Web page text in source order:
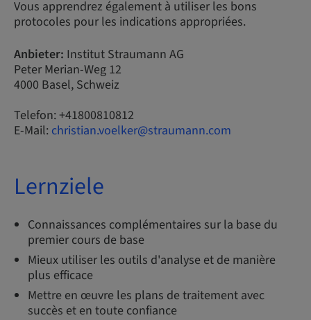
Vous apprendrez également à utiliser les bons
protocoles pour les indications appropriées.
Anbieter: Institut Straumann AG
Peter Merian-Weg 12
4000 Basel, Schweiz
Telefon: +41800810812
E-Mail: christian.voelker@straumann.com
Lernziele
Connaissances complémentaires sur la base du
premier cours de base
Mieux utiliser les outils d'analyse et de manière
plus efficace
Mettre en œuvre les plans de traitement avec
succès et en toute confiance